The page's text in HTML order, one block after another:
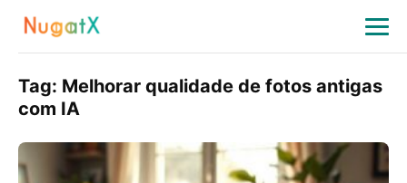
Tag: Melhorar qualidade de fotos antigas
com IA